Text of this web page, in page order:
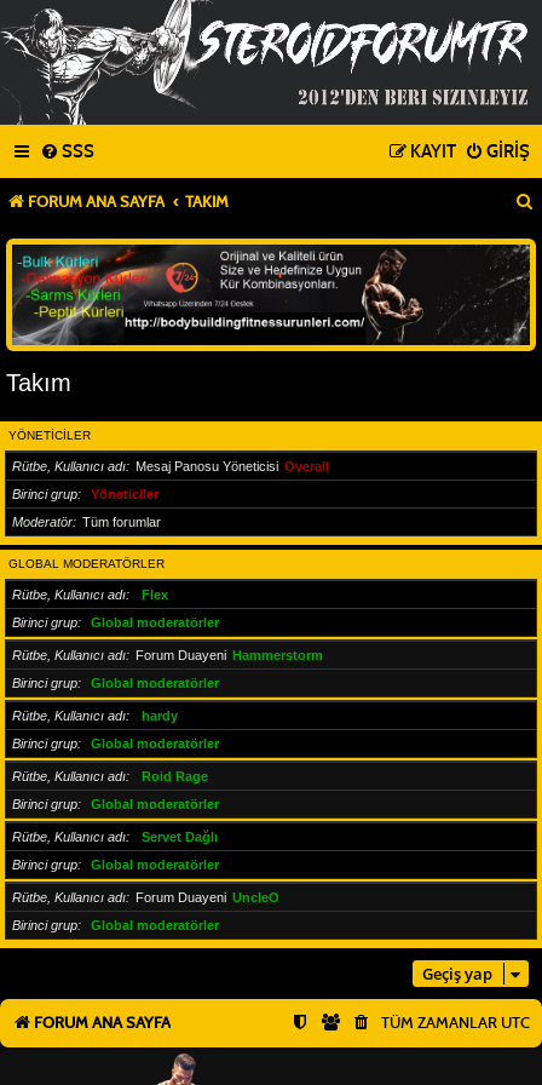
SSS GIRIŞ
KAYIT
FORUM ANA SAYFA TAKIM
Takım
YÖNETICILER
Rütbe, Kullanıcı adı Mesaj Panosu Yöneticisi Overall
Birinci grup
Yöneticiler
Moderatör
Tüm forumlar
GLOBAL MODERATÖRLER
Rütbe, Kullanıcı adı
Flex
Birinci grup
Global moderatörler
Rütbe, Kullanıcı adı Forum Duayeni Hammerstorm
Birinci grup
Global moderatörler
Rütbe, Kullanıcı adı
hardy
Birinci grup
Global moderatörler
Rütbe, Kullanıcı adı
Roid Rage
Birinci grup
Global moderatörler
Rütbe, Kullanıcı adı
Servet Dağlı
Birinci grup
Global moderatörler
Rütbe, Kullanıcı adı Forum Duayeni UncleO
Birinci grup
Global moderatörler
Geçiş yap
FORUM ANA SAYFA TÜM ZAMANLAR UTC